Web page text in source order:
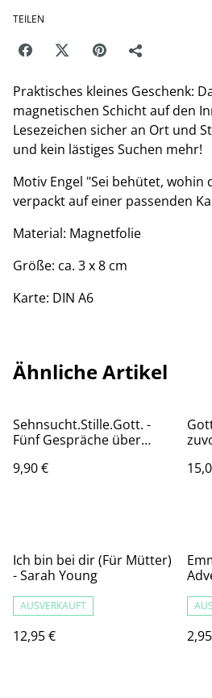
TEILEN
Praktisches kleines Geschenk:
magnetischen Schicht auf den
Lesezeichen sicher an Ort und
und kein lästiges Suchen mehr!
Motiv Engel "Sei behütet, wohin
verpackt auf einer passenden
Material: Magnetfolie
Größe: ca. 3 x 8 cm
Karte: DIN A6
Ähnliche Artikel
Sehnsucht.Stille.Gott. -
Fünf Gespräche über
Hoffnung auf Erweckung
9,90 €
Ich bin bei dir (Für Mütter)
- Sarah Young
AUSVERKAUFT
12,95 €